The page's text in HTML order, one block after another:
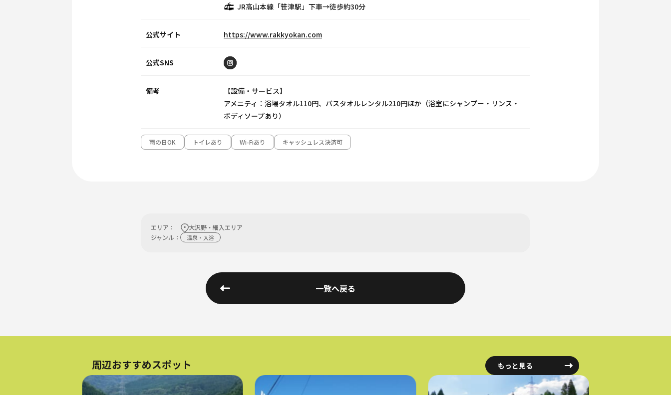
JR高山本線「笹津駅」下車→徒歩約30分
公式サイト https://www.rakkyokan.com
公式SNS
備考
【設備・サービス】
アメニティ：浴場タオル110円、バスタオルレンタル210円ほか（浴室にシャンプー・リンス・
ボディソープあり）
⾬の⽇OK トイレあり Wi-Fiあり キャッシュレス決済可
エリア：
大沢野・細入エリア
ジャンル：
温泉・⼊浴
一覧へ戻る
周辺おすすめスポット もっと見る